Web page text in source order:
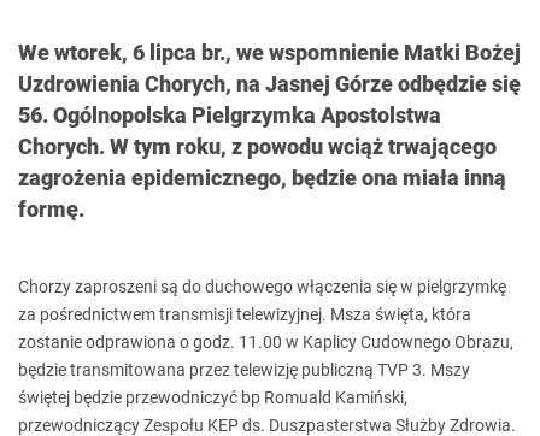
We wtorek, 6 lipca br., we wspomnienie Matki Bożej
Uzdrowienia Chorych, na Jasnej Górze odbędzie się
56. Ogólnopolska Pielgrzymka Apostolstwa
Chorych. W tym roku, z powodu wciąż trwającego
zagrożenia epidemicznego, będzie ona miała inną
formę.
Chorzy zaproszeni są do duchowego włączenia się w pielgrzymkę
za pośrednictwem transmisji telewizyjnej. Msza święta, która
zostanie odprawiona o godz. 11.00 w Kaplicy Cudownego Obrazu,
będzie transmitowana przez telewizję publiczną TVP 3. Mszy
świętej będzie przewodniczyć bp Romuald Kamiński,
przewodniczący Zespołu KEP ds. Duszpasterstwa Służby Zdrowia.